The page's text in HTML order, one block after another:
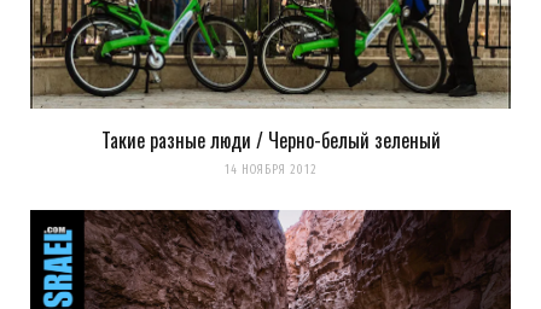
Такие разные люди / Черно-белый зеленый
14 НОЯБРЯ 2012